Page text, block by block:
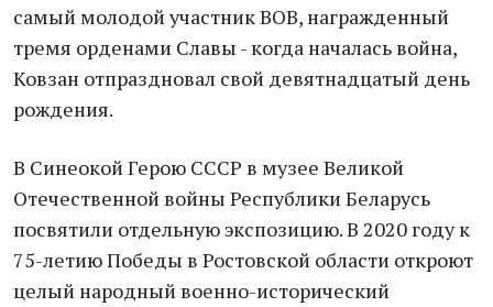
самый молодой участник ВОВ, награжденный
тремя орденами Славы - когда началась война,
Ковзан отпраздновал свой девятнадцатый день
рождения.
В Синеокой Герою СССР в музее Великой
Отечественной войны Республики Беларусь
посвятили отдельную экспозицию. В 2020 году к
75-летию Победы в Ростовской области откроют
целый народный военно-исторический